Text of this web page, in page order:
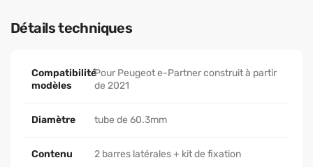
Détails techniques
Compatibilité
modèles
Pour Peugeot e-Partner construit à partir
de 2021
Diamètre tube de 60.3mm
Contenu 2 barres latérales + kit de fixation